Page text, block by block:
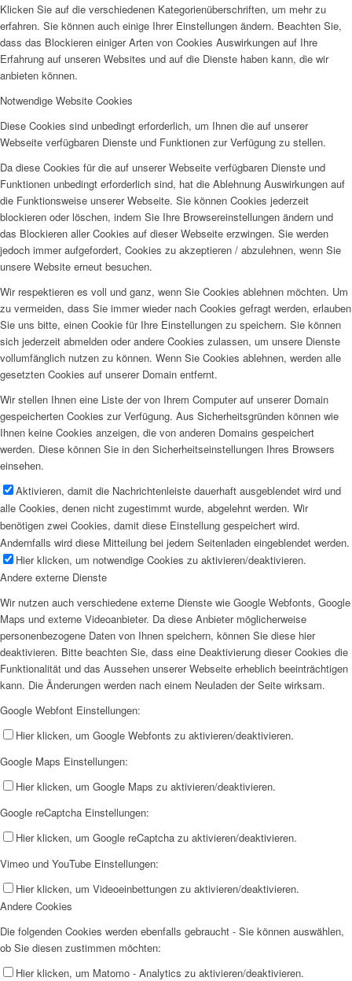
Klicken Sie auf die verschiedenen Kategorienüberschriften, um mehr zu
erfahren. Sie können auch einige Ihrer Einstellungen ändern. Beachten Sie,
dass das Blockieren einiger Arten von Cookies Auswirkungen auf Ihre
Erfahrung auf unseren Websites und auf die Dienste haben kann, die wir
anbieten können.
Notwendige Website Cookies
Diese Cookies sind unbedingt erforderlich, um Ihnen die auf unserer
Webseite verfügbaren Dienste und Funktionen zur Verfügung zu stellen.
Da diese Cookies für die auf unserer Webseite verfügbaren Dienste und
Funktionen unbedingt erforderlich sind, hat die Ablehnung Auswirkungen auf
die Funktionsweise unserer Webseite. Sie können Cookies jederzeit
blockieren oder löschen, indem Sie Ihre Browsereinstellungen ändern und
das Blockieren aller Cookies auf dieser Webseite erzwingen. Sie werden
jedoch immer aufgefordert, Cookies zu akzeptieren / abzulehnen, wenn Sie
unsere Website erneut besuchen.
Wir respektieren es voll und ganz, wenn Sie Cookies ablehnen möchten. Um
zu vermeiden, dass Sie immer wieder nach Cookies gefragt werden, erlauben
Sie uns bitte, einen Cookie für Ihre Einstellungen zu speichern. Sie können
sich jederzeit abmelden oder andere Cookies zulassen, um unsere Dienste
vollumfänglich nutzen zu können. Wenn Sie Cookies ablehnen, werden alle
gesetzten Cookies auf unserer Domain entfernt.
Wir stellen Ihnen eine Liste der von Ihrem Computer auf unserer Domain
gespeicherten Cookies zur Verfügung. Aus Sicherheitsgründen können wie
Ihnen keine Cookies anzeigen, die von anderen Domains gespeichert
werden. Diese können Sie in den Sicherheitseinstellungen Ihres Browsers
einsehen.
Aktivieren, damit die Nachrichtenleiste dauerhaft ausgeblendet wird und
alle Cookies, denen nicht zugestimmt wurde, abgelehnt werden. Wir
benötigen zwei Cookies, damit diese Einstellung gespeichert wird.
Andernfalls wird diese Mitteilung bei jedem Seitenladen eingeblendet werden.
Hier klicken, um notwendige Cookies zu aktivieren/deaktivieren.
Andere externe Dienste
Wir nutzen auch verschiedene externe Dienste wie Google Webfonts, Google
Maps und externe Videoanbieter. Da diese Anbieter möglicherweise
personenbezogene Daten von Ihnen speichern, können Sie diese hier
deaktivieren. Bitte beachten Sie, dass eine Deaktivierung dieser Cookies die
Funktionalität und das Aussehen unserer Webseite erheblich beeinträchtigen
kann. Die Änderungen werden nach einem Neuladen der Seite wirksam.
Google Webfont Einstellungen:
Hier klicken, um Google Webfonts zu aktivieren/deaktivieren.
Google Maps Einstellungen:
Hier klicken, um Google Maps zu aktivieren/deaktivieren.
Google reCaptcha Einstellungen:
Hier klicken, um Google reCaptcha zu aktivieren/deaktivieren.
Vimeo und YouTube Einstellungen:
Hier klicken, um Videoeinbettungen zu aktivieren/deaktivieren.
Andere Cookies
Die folgenden Cookies werden ebenfalls gebraucht - Sie können auswählen,
ob Sie diesen zustimmen möchten:
Hier klicken, um Matomo - Analytics zu aktivieren/deaktivieren.